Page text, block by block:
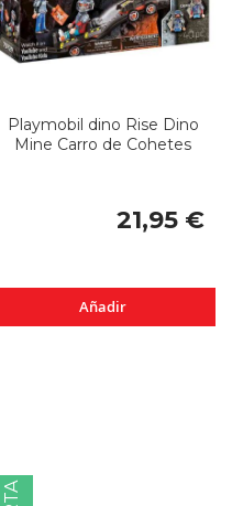
Playmobil dino Rise Dino
Mine Carro de Cohetes
21,95 €
Añadir